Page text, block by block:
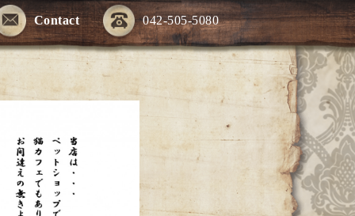
042-505-5080
Contact